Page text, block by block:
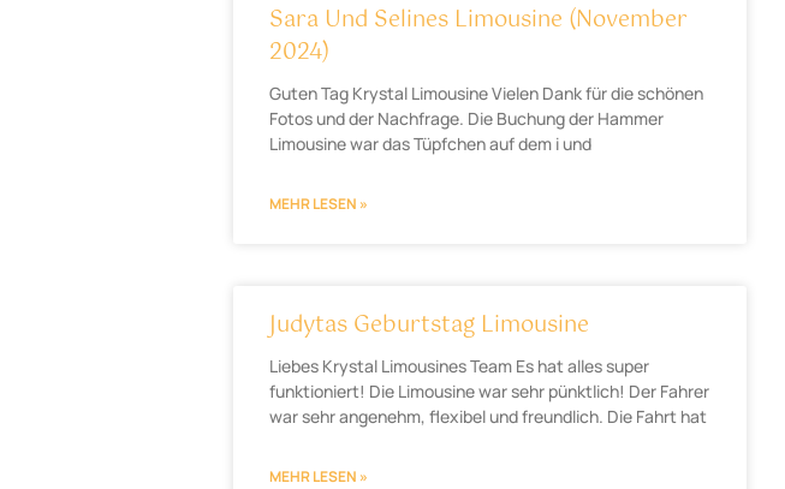
Sara Und Selines Limousine (November
2024)
Guten Tag Krystal Limousine Vielen Dank für die schönen
Fotos und der Nachfrage. Die Buchung der Hammer
Limousine war das Tüpfchen auf dem i und
MEHR LESEN »
Judytas Geburtstag Limousine
Liebes Krystal Limousines Team Es hat alles super
funktioniert! Die Limousine war sehr pünktlich! Der Fahrer
war sehr angenehm, flexibel und freundlich. Die Fahrt hat
MEHR LESEN »